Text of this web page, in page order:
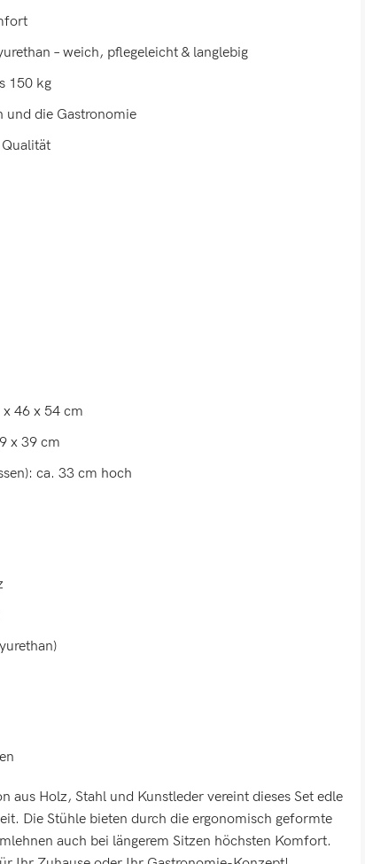
– weich, pflegeleicht & langlebig
150 kg
und die Gastronomie
x 46 x 54 cm
x 39 cm
ca. 33 cm hoch
aus Holz, Stahl und Kunstleder vereint dieses Set edle
Die Stühle bieten durch die ergonomisch geformte
auch bei längerem Sitzen höchsten Komfort.